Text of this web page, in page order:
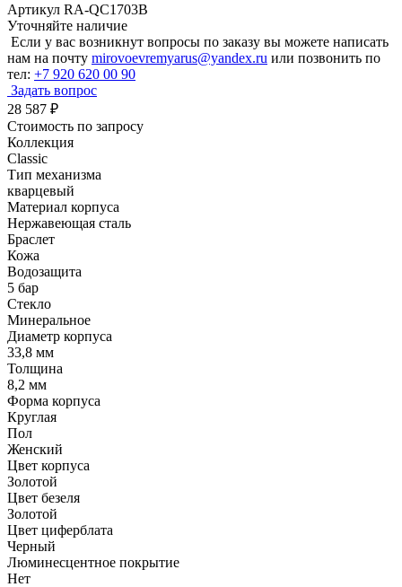
Артикул RA-QC1703B
Уточняйте наличие
Если у вас возникнут вопросы по заказу вы можете написать
нам на почту mirovoevremyarus@yandex.ru или позвонить по
тел: +7 920 620 00 90
Задать вопрос
28 587 ₽
Стоимость по запросу
Коллекция
Classic
Тип механизма
кварцевый
Материал корпуса
Нержавеющая сталь
Браслет
Кожа
Водозащита
5 бар
Стекло
Минеральное
Диаметр корпуса
33,8 мм
Толщина
8,2 мм
Форма корпуса
Круглая
Пол
Женский
Цвет корпуса
Золотой
Цвет безеля
Золотой
Цвет циферблата
Черный
Люминесцентное покрытие
Нет